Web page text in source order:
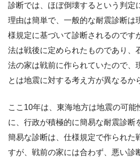
診断では、ほぼ倒壊するという判定
理由は簡単で、一般的な耐震診断は
様規定に基づいて診断されるのです
法は戦後に定められたものであり、
法の家は戦前に作られていたので、
とは地震に対する考え方が異なるか
ここ10年は、東海地方は地震の可能
に、行政が積極的に簡易な耐震診断
簡易な診断は、仕様規定で作られた
すが、戦前の家には合わず、悪い診